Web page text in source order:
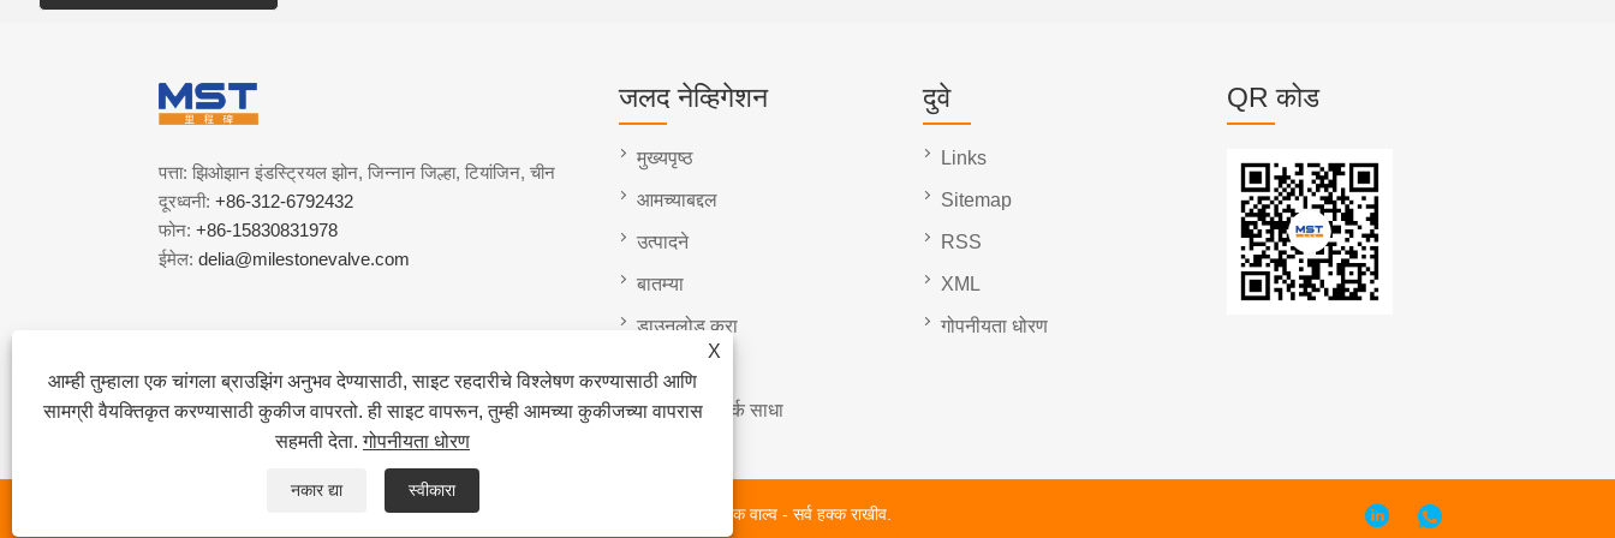
X
आम्ही तुम्हाला एक चांगला ब्राउझिंग अनुभव देण्यासाठी, साइट रहदारीचे विश्लेषण करण्यासाठी आणि
सामग्री वैयक्तिकृत करण्यासाठी कुकीज वापरतो. ही साइट वापरून, तुम्ही आमच्या कुकीजच्या वापरास
सहमती देता.गोपनीयता धोरण
नकार द्या स्वीकारा
पत्ता: झिओझान इंडस्ट्रियल झोन, जिन्नान जिल्हा, टियांजिन, चीन
दूरध्वनी: +86-312-6792432
फोन: +86-15830831978
ईमेल: delia@milestonevalve.com
जलद नेव्हिगेशन
मुख्यपृष्ठ
आमच्याबद्दल
उत्पादने
बातम्या
डाउनलोड करा
चौकशी पाठवा
आमच्याशी संपर्क साधा
दुवे
Links
Sitemap
RSS
XML
गोपनीयता धोरण
QR कोड
कॉपीराइट © 2022 टियानजिन माईलस्टोन वाल्व कंपनी - फुलपाखरू वाल्व, गेट वाल्व, बॉल वाल्व, चेक वाल्व - सर्व हक्क राखीव.